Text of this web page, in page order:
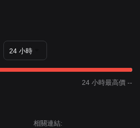
24 小時
24 小時最高價 --
相關連結: